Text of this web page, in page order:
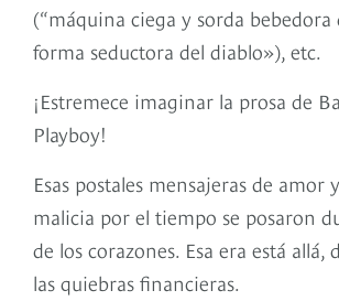
(“máquina ciega y sorda
forma seductora del diablo»), etc.
¡Estremece imaginar la prosa de
Playboy!
Esas postales mensajeras de
malicia por el tiempo se posaron
de los corazones. Esa era está
las quiebras financieras.